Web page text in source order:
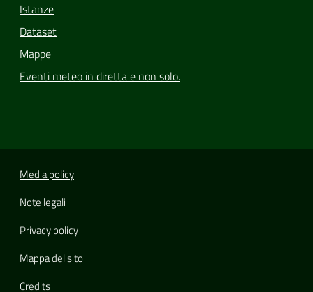
Istanze
Dataset
Mappe
Eventi meteo in diretta e non solo.
Media policy
Note legali
Privacy policy
Mappa del sito
Credits